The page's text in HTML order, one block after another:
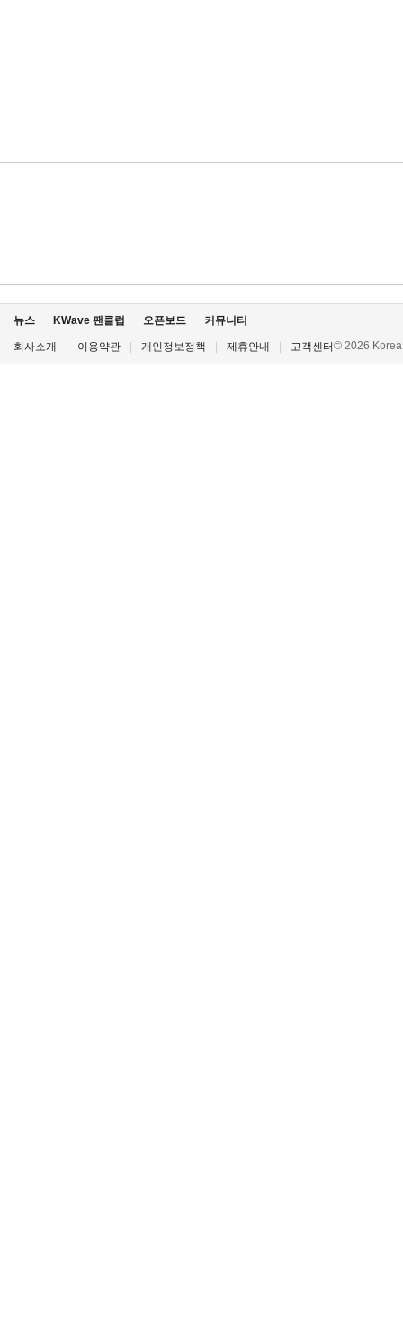
뉴스 KWave 팬클럽 오픈보드 커뮤니티
회사소개 이용약관 개인정보정책 제휴안내 고객센터© 2026